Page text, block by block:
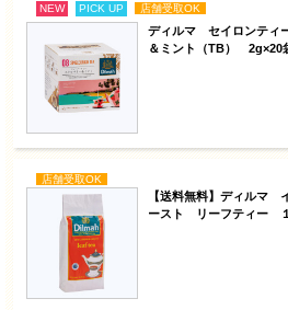
NEW PICK UP 店舗受取OK
ディルマ セイロンティ
＆ミント（TB） 2g×20
店舗受取OK
【送料無料】ディルマ
ースト リーフティー